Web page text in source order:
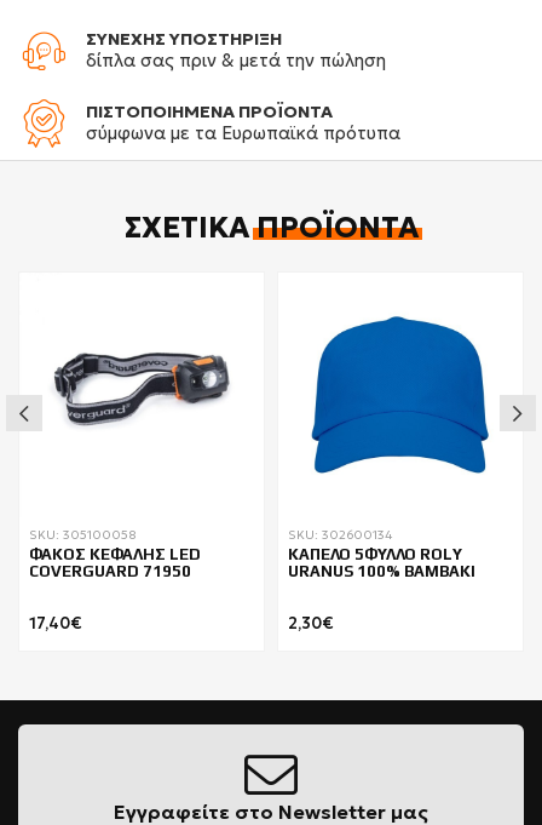
ΣΥΝΕΧΗΣ ΥΠΟΣΤΗΡΙΞΗ
δίπλα σας πριν & μετά την πώληση
ΠΙΣΤΟΠΟΙΗΜΕΝΑ ΠΡΟΪΟΝΤΑ
σύμφωνα με τα Ευρωπαϊκά πρότυπα
ΣΧΕΤΙΚΆΠΡΟΪΌΝΤΑ
SKU: 305100058
ΦΑΚΟΣ ΚΕΦΑΛΗΣ LED
COVERGUARD 71950
17,40€
SKU: 302600134
ΚΑΠΕΛΟ 5ΦΥΛΛΟ ROLY
URANUS 100% BAMBAKI
2,30€
Εγγραφείτε στο Newsletter μας